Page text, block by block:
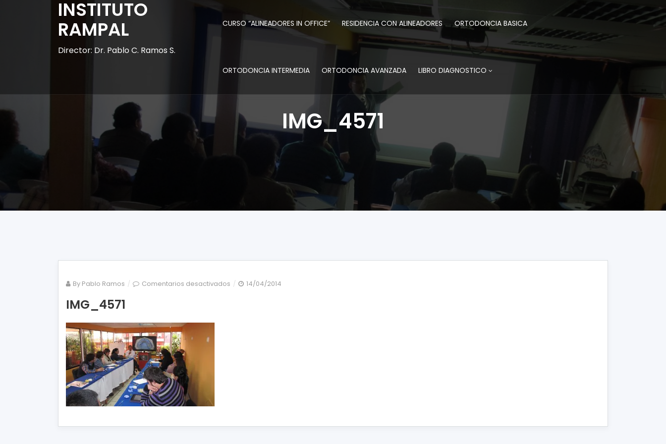
INSTITUTO
RAMPAL
Director: Dr. Pablo C. Ramos S.
CURSO “ALINEADORES IN OFFICE” RESIDENCIA CON ALINEADORES ORTODONCIA BASICA
ORTODONCIA INTERMEDIA ORTODONCIA AVANZADA LIBRO DIAGNOSTICO
IMG_4571
By Pablo Ramos Comentarios desactivados en
14/04/2014
IMG_4571